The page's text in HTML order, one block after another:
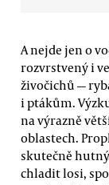
A nejde jen o
rozvrstvený i
živočichů —
i ptákům.
na výrazně
oblastech.
skutečně
chladit losi,